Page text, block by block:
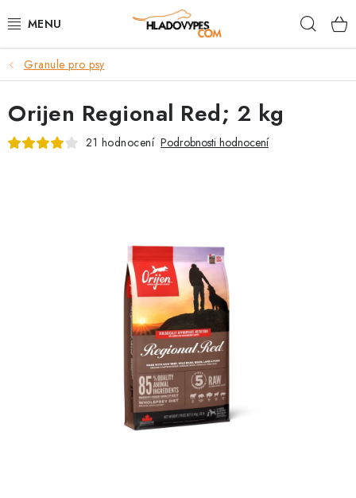
na
POTŘEBY PRO PSY
TAMI PŘEPRAVNÍ BOXY
SPORT SE PSEM
VĚRNOSTNÍ PROGRAM
Granule pro psy
Orijen Regional Red; 2 kg
21 hodnocení Podrobnosti hodnocení